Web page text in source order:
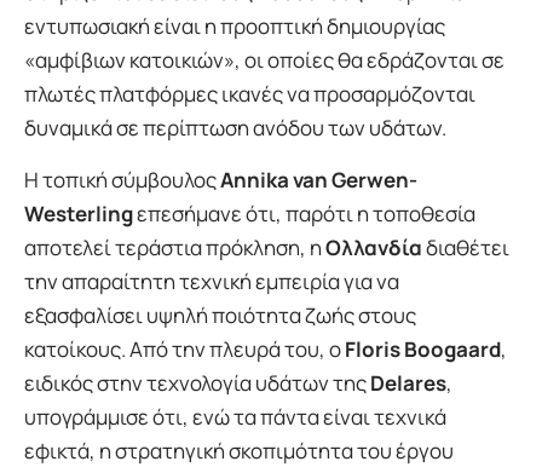
εντυπωσιακή είναι η προοπτική δημιουργίας
«αμφίβιων κατοικιών», οι οποίες θα εδράζονται σε
πλωτές πλατφόρμες ικανές να προσαρμόζονται
δυναμικά σε περίπτωση ανόδου των υδάτων.
Η τοπική σύμβουλοςAnnika van Gerwen-
Westerlingεπεσήμανε ότι, παρότι η τοποθεσία
αποτελεί τεράστια πρόκληση, ηΟλλανδίαδιαθέτει
την απαραίτητη τεχνική εμπειρία για να
εξασφαλίσει υψηλή ποιότητα ζωής στους
κατοίκους. Από την πλευρά του, οFloris Boogaard,
ειδικός στην τεχνολογία υδάτων τηςDelares,
υπογράμμισε ότι, ενώ τα πάντα είναι τεχνικά
εφικτά, η στρατηγική σκοπιμότητα του έργου